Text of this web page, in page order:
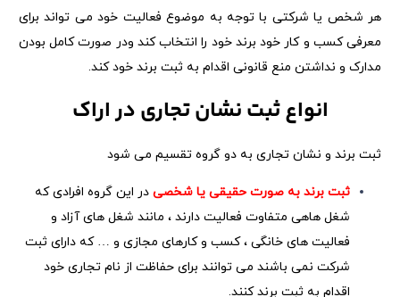
هر شخص یا شرکتی با توجه به موضوع فعالیت خود می تواند برای
معرفی کسب و کار خود برند خود را انتخاب کند ودر صورت کامل بودن
مدارک و نداشتن منع قانونی اقدام به ثبت برند خود کند.
انواع ثبت نشان تجاری در اراک
ثبت برند و نشان تجاری به دو گروه تقسیم می شود
ثبت برند به صورت حقیقی یا شخصی در این گروه افرادی که
شغل هاهی متفاوت فعالیت دارند ، مانند شغل های آزاد و
فعالیت های خانگی ، کسب و کارهای مجازی و … که دارای ثبت
شرکت نمی باشند می توانند برای حفاظت از نام تجاری خود
اقدام به ثبت برند کنند.